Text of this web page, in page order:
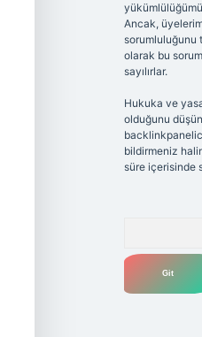
Ancak,
sorumluluğunu
olarak bu
sayılırlar.
Hukuka ve
olduğunu
bildirmeniz
süre içerisinde